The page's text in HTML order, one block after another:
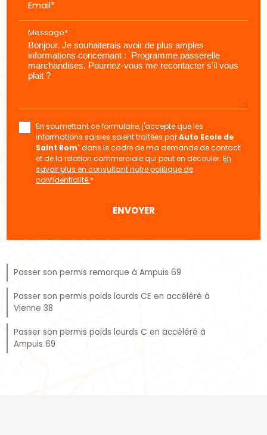
Email*
Message*
En soumettant ce formulaire, j'accepte que les
informations saisies soient traitées parAuto Ecole de
Saint Rom' dans le cadre de ma demande de contact
et de la relation commerciale qui peut en découler.En
savoir plus en consultant notre politique de
confidentialité.*
Passer son permis remorque à Ampuis 69
Passer son permis poids lourds CE en accéléré à
Vienne 38
Passer son permis poids lourds C en accéléré à
Ampuis 69